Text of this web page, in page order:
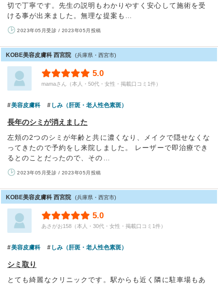
切で丁寧です。先生の説明もわかりやすく安心して施術を受
ける事が出来ました。無理な提案も…
2023年05月受診 / 2023年05月投稿
KOBE美容皮膚科 西宮院 (兵庫県・西宮市)
5.0
mamaさん（本人・50代・女性・掲載口コミ1件）
美容皮膚科 しみ（肝斑・老人性色素斑）
長年のシミが消えました
左頬の2つのシミが年齢と共に濃くなり、メイクで隠せなくな
ってきたので予約をし来院しました。 レーザーで即治療でき
るとのことだったので、その…
2023年05月受診 / 2023年05月投稿
KOBE美容皮膚科 西宮院 (兵庫県・西宮市)
5.0
あさがお158（本人・30代・女性・掲載口コミ1件）
美容皮膚科 しみ（肝斑・老人性色素斑）
シミ取り
とても綺麗なクリニックです。駅からも近く隣に駐車場もあ